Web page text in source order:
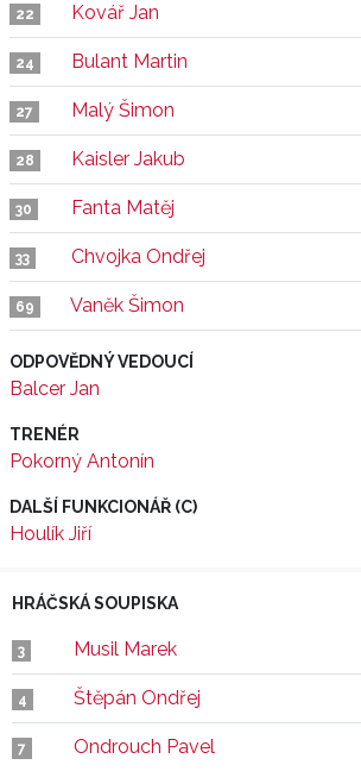
22 Kovář Jan
24 Bulant Martin
27 Malý Šimon
28 Kaisler Jakub
30 Fanta Matěj
33 Chvojka Ondřej
69 Vaněk Šimon
ODPOVĚDNÝ VEDOUCÍ
Balcer Jan
TRENÉR
Pokorný Antonín
DALŠÍ FUNKCIONÁŘ (C)
Houlík Jiří
HRÁČSKÁ SOUPISKA
3 Musil Marek
4 Štěpán Ondřej
7 Ondrouch Pavel